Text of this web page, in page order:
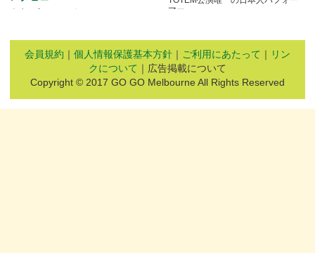
人生を変えたアボリジニ・アートと
マー
会員規約 ｜ 個人情報保護基本方針 ｜ ご利用にあたって ｜ リン
クについて ｜広告掲載について
Copyright © 2017 GO GO Melbourne All Rights Reserved